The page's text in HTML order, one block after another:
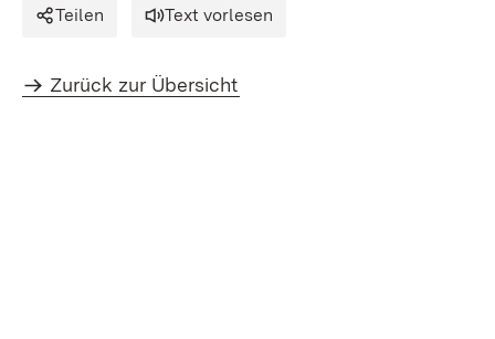
Teilen Text vorlesen
Zurück zur Übersicht